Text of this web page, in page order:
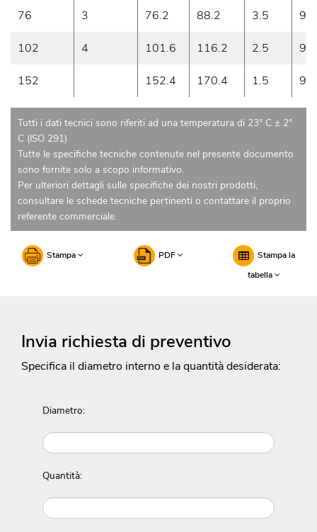
76 3 76.2 88.2 3.5 9
102 4 101.6 116.2 2.5 9
152 152.4 170.4 1.5 9
Tutti i dati tecnici sono riferiti ad una temperatura di 23° C ± 2°
C (ISO 291)
Tutte le specifiche tecniche contenute nel presente documento
sono fornite solo a scopo informativo.
Per ulteriori dettagli sulle specifiche dei nostri prodotti,
consultare le schede tecniche pertinenti o contattare il proprio
referente commerciale.
Stampa PDF
Stampa la
tabella
Invia richiesta di preventivo
Specifica il diametro interno e la quantità desiderata:
Diametro:
Quantità: